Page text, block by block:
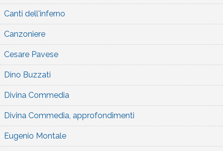
Canti dell'inferno
Canzoniere
Cesare Pavese
Dino Buzzati
Divina Commedia
Divina Commedia, approfondimenti
Eugenio Montale